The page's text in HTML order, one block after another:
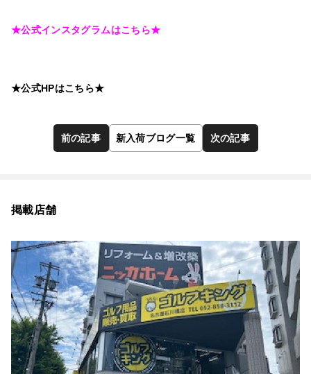
★公式インスタグラムはこちら★
★公式HPはこちら★
前の記事 新入荷ブログ一覧 次の記事
掲載店舗